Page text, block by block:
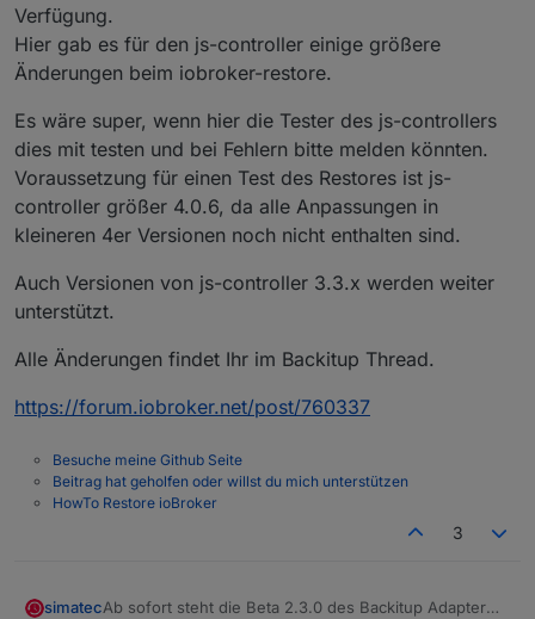
Verfügung.
Hier gab es für den js-controller einige größere
Änderungen beim iobroker-restore.
Es wäre super, wenn hier die Tester des js-controllers
dies mit testen und bei Fehlern bitte melden könnten.
Voraussetzung für einen Test des Restores ist js-
controller größer 4.0.6, da alle Anpassungen in
kleineren 4er Versionen noch nicht enthalten sind.
Auch Versionen von js-controller 3.3.x werden weiter
unterstützt.
Alle Änderungen findet Ihr im Backitup Thread.
https://forum.iobroker.net/post/760337
Besuche meine Github Seite
Beitrag hat geholfen oder willst du mich unterstützen
HowTo Restore ioBroker
3
simatecAb sofort steht die Beta 2.3.0 des Backitup Adapter